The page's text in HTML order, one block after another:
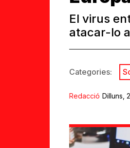
El virus
atacar-lo
Categories:
Redacció Dilluns,